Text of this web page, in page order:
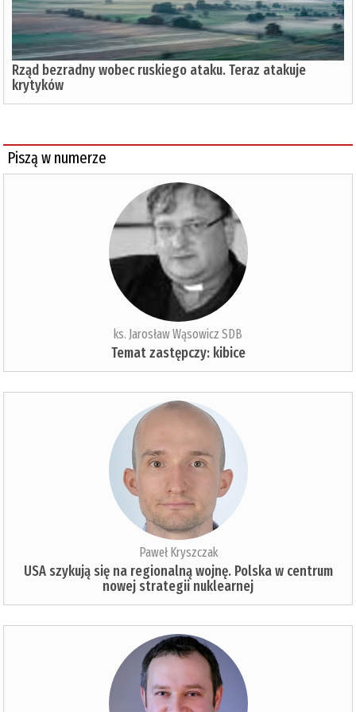
Rząd bezradny wobec ruskiego ataku. Teraz atakuje
krytyków
Piszą w numerze
ks. Jarosław Wąsowicz SDB
Temat zastępczy: kibice
Paweł Kryszczak
USA szykują się na regionalną wojnę. Polska w centrum
nowej strategii nuklearnej